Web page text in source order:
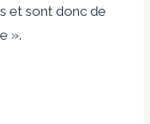
et sont donc de
».